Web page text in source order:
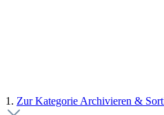
1. Zur Kategorie Archivieren &